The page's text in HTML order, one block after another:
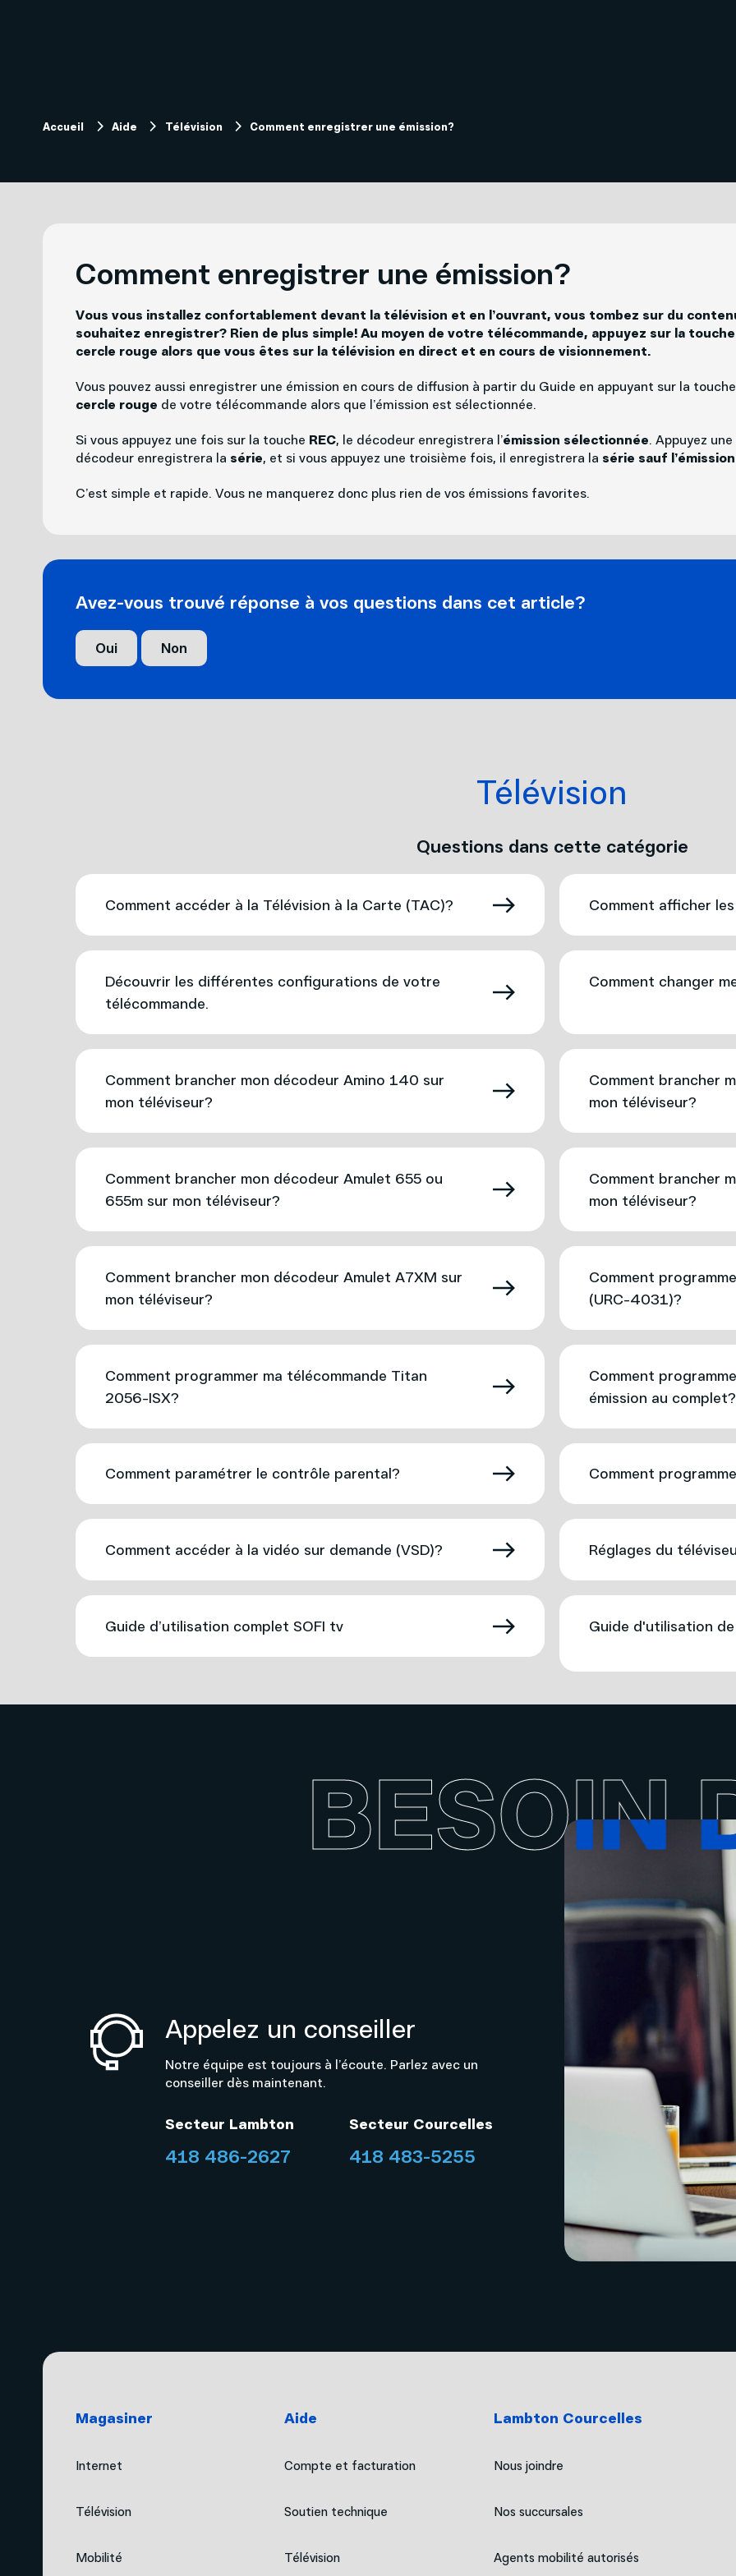
Accueil Aide Télévision Comment enregistrer une émission?
Comment enregistrer une émission?
Vous vous installez confortablement devant la télévision et en l’ouvrant, vous tombez sur du
souhaitez enregistrer? Rien de plus simple! Au moyen de votre télécommande, appuyez sur la touche
cercle rouge alors que vous êtes sur la télévision en direct et en cours de visionnement.
Vous pouvez aussi enregistrer une émission en cours de diffusion à partir du Guide en appuyant sur la touche
cercle rouge de votre télécommande alors que l’émission est sélectionnée.
Si vous appuyez une fois sur la touche REC, le décodeur enregistrera l’émission sélectionnée. Appuyez
décodeur enregistrera la série, et si vous appuyez une troisième fois, il enregistrera la série sauf
C’est simple et rapide. Vous ne manquerez donc plus rien de vos émissions favorites.
Avez-vous trouvé réponse à vos questions dans cet article?
Oui Non
Télévision
Questions dans cette catégorie
Comment accéder à la Télévision à la Carte (TAC)? Comment afficher
Découvrir les différentes configurations de votre
télécommande.
Comment changer
Comment brancher mon décodeur Amino 140 sur
mon téléviseur?
Comment brancher
mon téléviseur?
Comment brancher mon décodeur Amulet 655 ou
655m sur mon téléviseur?
Comment brancher
mon téléviseur?
Comment brancher mon décodeur Amulet A7XM sur
mon téléviseur?
Comment
(URC-4031)?
Comment programmer ma télécommande Titan
2056-ISX?
Comment
émission au complet?
Comment paramétrer le contrôle parental? Comment
Comment accéder à la vidéo sur demande (VSD)? Réglages du
Guide d’utilisation complet SOFI tv Guide d'utilisation
Appelez un conseiller
Notre équipe est toujours à l’écoute. Parlez avec un
conseiller dès maintenant.
Secteur Lambton
418 486-2627
Secteur Courcelles
418 483-5255
BESOIN
BESOIN
Magasiner
Internet
Télévision
Mobilité
Aide
Compte et facturation
Soutien technique
Télévision
Lambton Courcelles
Nous joindre
Nos succursales
Agents mobilité autorisés